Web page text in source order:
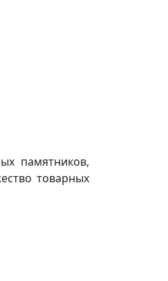
памятников,
товарных